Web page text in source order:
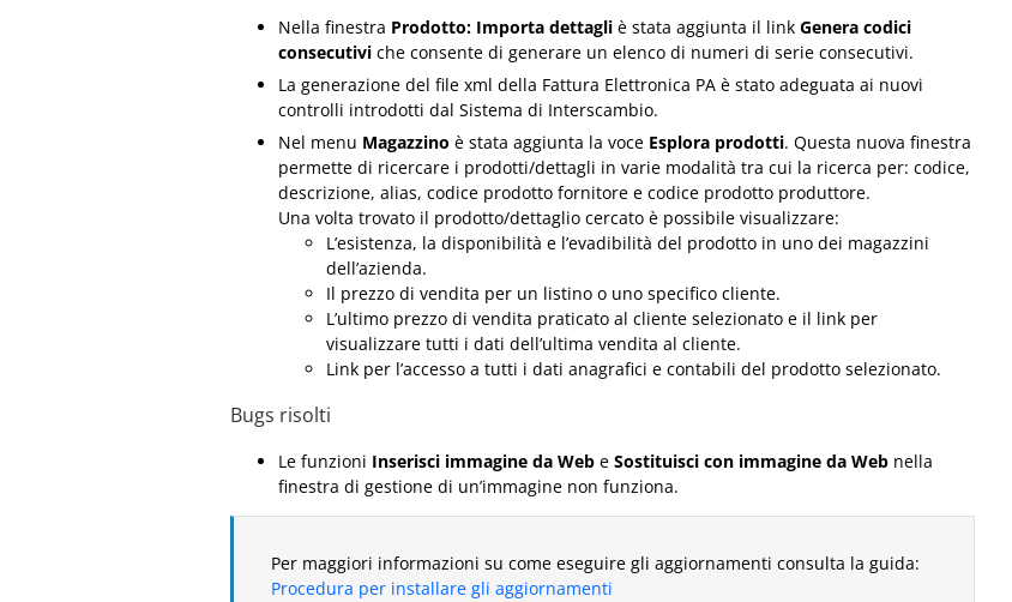
Nella finestra Prodotto: Importa dettagli è stata aggiunta il link Genera codici
consecutivi che consente di generare un elenco di numeri di serie consecutivi.
La generazione del file xml della Fattura Elettronica PA è stato adeguata ai nuovi
controlli introdotti dal Sistema di Interscambio.
Nel menu Magazzino è stata aggiunta la voce Esplora prodotti. Questa nuova finestra
permette di ricercare i prodotti/dettagli in varie modalità tra cui la ricerca per: codice,
descrizione, alias, codice prodotto fornitore e codice prodotto produttore.
Una volta trovato il prodotto/dettaglio cercato è possibile visualizzare:
L’esistenza, la disponibilità e l’evadibilità del prodotto in uno dei magazzini
dell’azienda.
Il prezzo di vendita per un listino o uno specifico cliente.
L’ultimo prezzo di vendita praticato al cliente selezionato e il link per
visualizzare tutti i dati dell’ultima vendita al cliente.
Link per l’accesso a tutti i dati anagrafici e contabili del prodotto selezionato.
Bugs risolti
Le funzioni Inserisci immagine da Web e Sostituisci con immagine da Web nella
finestra di gestione di un’immagine non funziona.
Per maggiori informazioni su come eseguire gli aggiornamenti consulta la guida:
Procedura per installare gli aggiornamenti